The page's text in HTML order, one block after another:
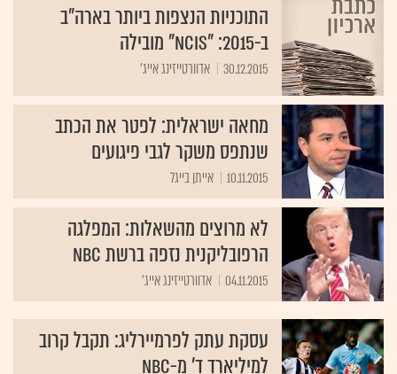
התוכניות הנצפות ביותר בארה"ב
ב-2015: "NCIS" מובילה
30.12.2015 אדוורטייזינג אייג'
מחאה ישראלית: לפטר את הכתב
שנתפס משקר לגבי פיגועים
10.11.2015 אייתן בייגל
לא מרוצים מהשאלות: המפלגה
הרפובליקנית נזפה ברשת NBC
04.11.2015 אדוורטייזינג אייג'
עסקת עתק לפרמיירליג: תקבל קרוב
למיליארד ד' מ-NBC